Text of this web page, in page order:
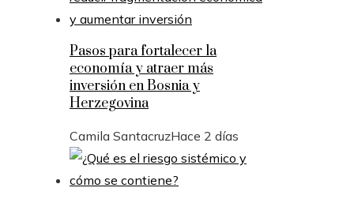
Pasos para fortalecer la
economía y atraer más
inversión en Bosnia y
Herzegovina
Camila SantacruzHace 2 días